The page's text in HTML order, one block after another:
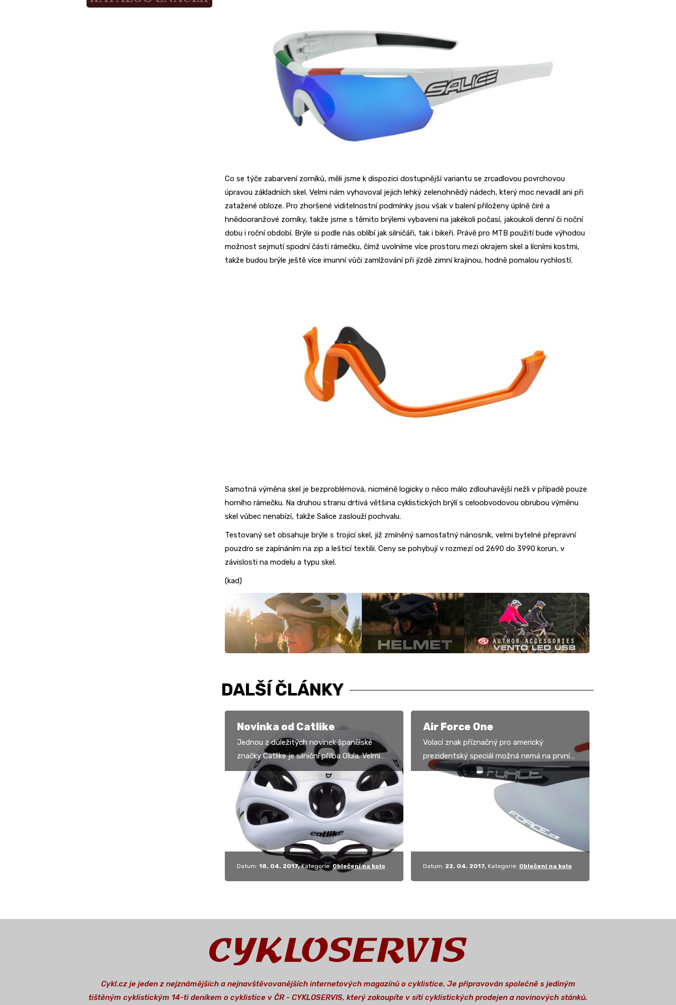
Co se týče zabarvení zorníků, měli jsme k dispozici dostupnější variantu se zrcadlovou povrchovou
úpravou základních skel. Velmi nám vyhovoval jejich lehký zelenohnědý nádech, který moc nevadil ani při
zatažené obloze. Pro zhoršené viditelnostní podmínky jsou však v balení přiloženy úplně čiré a
hnědooranžové zorníky, takže jsme s těmito brýlemi vybaveni na jakékoli počasí, jakoukoli denní či noční
dobu i roční období. Brýle si podle nás oblíbí jak silničáři, tak i bikeři. Právě pro MTB použití bude výhodou
možnost sejmutí spodní části rámečku, čímž uvolníme více prostoru mezi okrajem skel a lícními kostmi,
takže budou brýle ještě více imunní vůči zamlžování při jízdě zimní krajinou, hodně pomalou rychlostí.
Samotná výměna skel je bezproblémová, nicméně logicky o něco málo zdlouhavější nežli v případě pouze
horního rámečku. Na druhou stranu drtivá většina cyklistických brýlí s celoobvodovou obrubou výměnu
skel vůbec nenabízí, takže Salice zaslouží pochvalu.
Testovaný set obsahuje brýle s trojicí skel, již zmíněný samostatný nánosník, velmi bytelné přepravní
pouzdro se zapínáním na zip a lešticí textilii. Ceny se pohybují v rozmezí od 2690 do 3990 korun, v
závislosti na modelu a typu skel.
(kad)
DALŠÍ ČLÁNKY
Novinka od Catlike
Jednou z důležitých novinek španělské
značky Catlike je silniční přilba Olula. Velmi
kompaktní design, nízká hmotnost a v
neposlední řadě…
Datum: 18. 04. 2017 Kategorie: Oblečení na kolo
Air Force One
Volací znak příznačný pro americký
prezidentský speciál možná nemá na první
pohled nic moc společného s testovanými
brýlemi, nicméně značka…
Datum: 22. 04. 2017 Kategorie: Oblečení na kolo
Cykl.cz je jeden z nejznámějších a nejnavštěvovanějších internetových magazínů o cyklistice. Je připravován společně s jediným
tištěným cyklistickým 14-ti deníkem o cyklistice v ČR - CYKLOSERVIS, který zakoupíte v síti cyklistických prodejen a novinových stánků.